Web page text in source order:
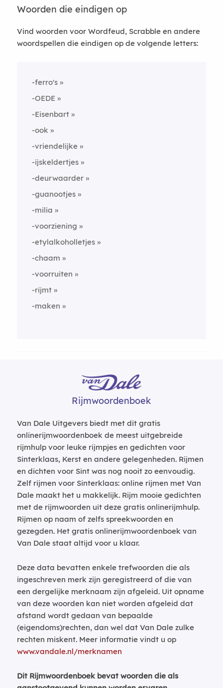
Woorden die eindigen op
Vind woorden voor Wordfeud, Scrabble en andere
woordspellen die eindigen op de volgende letters:
-ferro's
-OEDE
-Eisenbart
-ook
-vriendelijke
-ijskeldertjes
-deurwaarder
-guanootjes
-milia
-voorziening
-etylalkoholletjes
-chaam
-voorruiten
-rijmt
-maken
Rijmwoordenboek
Van Dale Uitgevers biedt met dit gratis
onlinerijmwoordenboek de meest uitgebreide
rijmhulp voor leuke rijmpjes en gedichten voor
Sinterklaas, Kerst en andere gelegenheden. Rijmen
en dichten voor Sint was nog nooit zo eenvoudig.
Zelf rijmen voor Sinterklaas: online rijmen met Van
Dale maakt het u makkelijk. Rijm mooie gedichten
met de rijmwoorden uit deze gratis onlinerijmhulp.
Rijmen op naam of zelfs spreekwoorden en
gezegden. Het gratis onlinerijmwoordenboek van
Van Dale staat altijd voor u klaar.
Deze data bevatten enkele trefwoorden die als
ingeschreven merk zijn geregistreerd of die van
een dergelijke merknaam zijn afgeleid. Uit opname
van deze woorden kan niet worden afgeleid dat
afstand wordt gedaan van bepaalde
(eigendoms)rechten, dan wel dat Van Dale zulke
rechten miskent. Meer informatie vindt u op
www.vandale.nl/merknamen
Dit Rijmwoordenboek bevat woorden die als